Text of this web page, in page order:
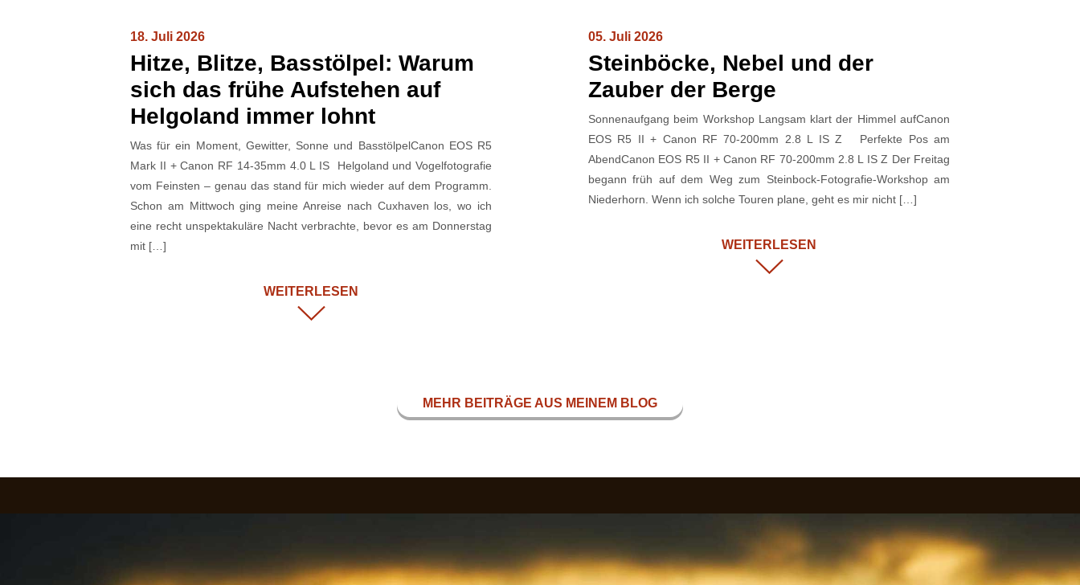
18. Juli 2026
Hitze, Blitze, Basstölpel: Warum
sich das frühe Aufstehen auf
Helgoland immer lohnt
Was für ein Moment, Gewitter, Sonne und BasstölpelCanon EOS R5
Mark II + Canon RF 14-35mm 4.0 L IS Helgoland und Vogelfotografie
vom Feinsten – genau das stand für mich wieder auf dem Programm.
Schon am Mittwoch ging meine Anreise nach Cuxhaven los, wo ich
eine recht unspektakuläre Nacht verbrachte, bevor es am Donnerstag
mit […]
WEITERLESEN
05. Juli 2026
Steinböcke, Nebel und der
Zauber der Berge
Sonnenaufgang beim Workshop Langsam klart der Himmel aufCanon
EOS R5 II + Canon RF 70-200mm 2.8 L IS Z Perfekte Pos am
AbendCanon EOS R5 II + Canon RF 70-200mm 2.8 L IS Z Der Freitag
begann früh auf dem Weg zum Steinbock-Fotografie-Workshop am
Niederhorn. Wenn ich solche Touren plane, geht es mir nicht […]
WEITERLESEN
MEHR BEITRÄGE AUS MEINEM BLOG